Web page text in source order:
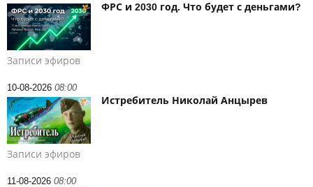
ФРС и 2030 год. Что будет с деньгами?
Записи эфиров
10-08-2026 08:00
Истребитель Николай Анцырев
Записи эфиров
11-08-2026 08:00